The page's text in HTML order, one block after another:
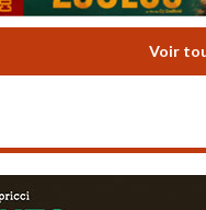
Voir